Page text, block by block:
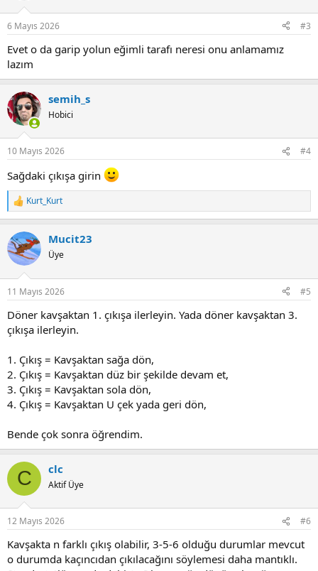
6 Mayıs 2026 #3
Evet o da garip yolun eğimli tarafı neresi onu anlamamız
lazım
semih_s
Hobici
10 Mayıs 2026 #4
Sağdaki çıkışa girin
R
e
c
t
i
s
Kurt_Kurt
Mucit23
Üye
11 Mayıs 2026 #5
Döner kavşaktan 1. çıkışa ilerleyin. Yada döner kavşaktan 3.
çıkışa ilerleyin.
1. Çıkış = Kavşaktan sağa dön,
2. Çıkış = Kavşaktan düz bir şekilde devam et,
3. Çıkış = Kavşaktan sola dön,
4. Çıkış = Kavşaktan U çek yada geri dön,
Bende çok sonra öğrendim.
C clc
Aktif Üye
12 Mayıs 2026 #6
Kavşakta n farklı çıkış olabilir, 3-5-6 olduğu durumlar mevcut
o durumda kaçıncıdan çıkılacağını söylemesi daha mantıklı.